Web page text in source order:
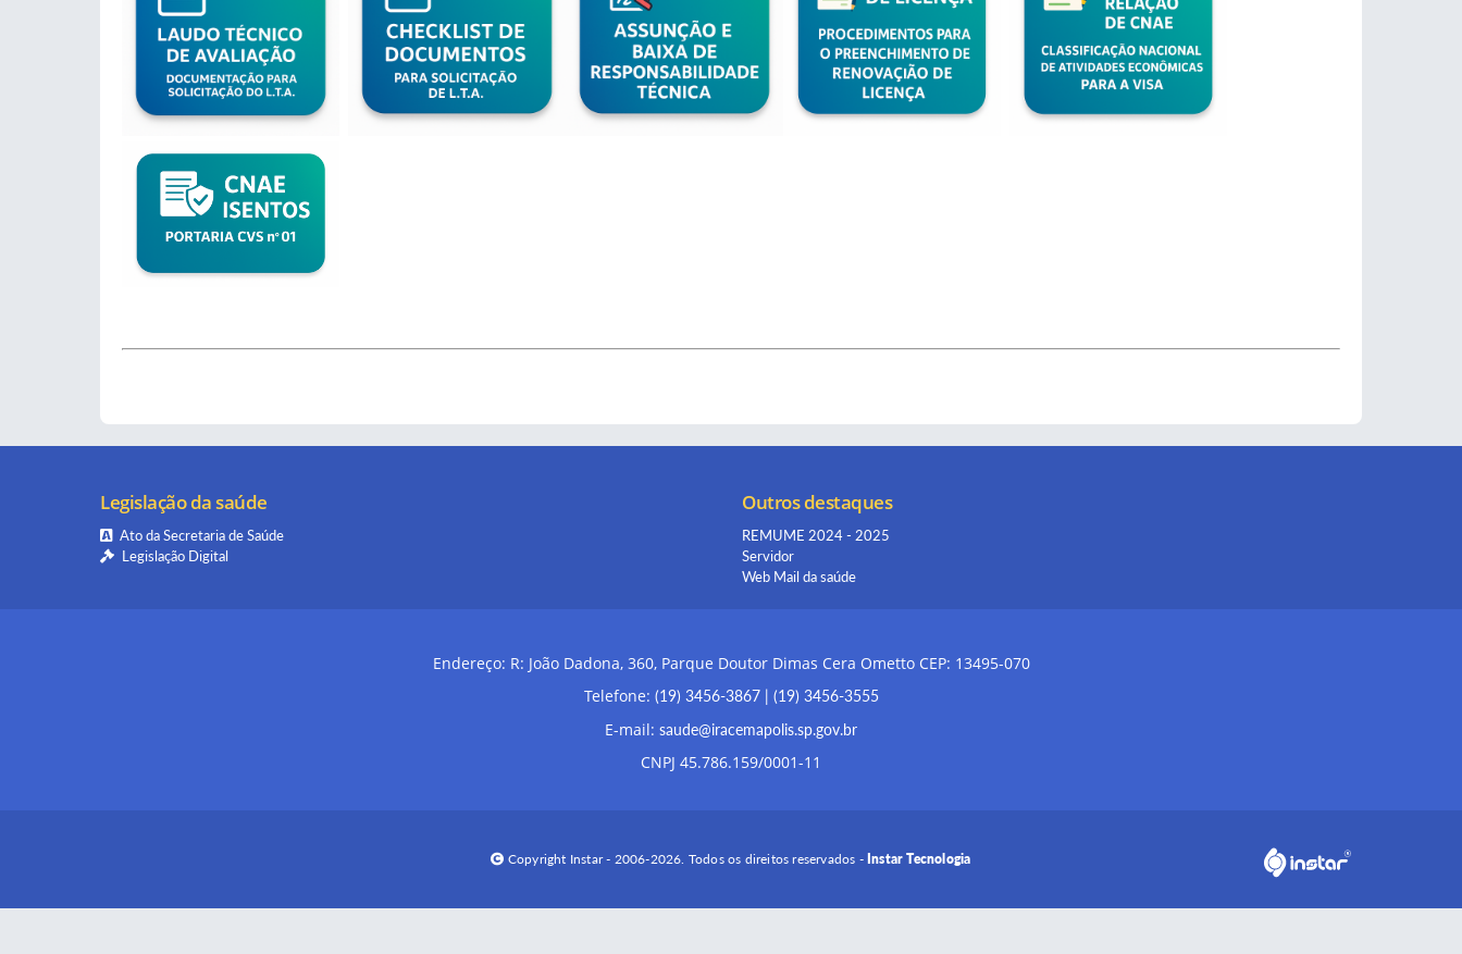
Legislação da saúde
Ato da Secretaria de Saúde
Legislação Digital
Outros destaques
REMUME 2024 - 2025
Servidor
Web Mail da saúde
Endereço: R: João Dadona, 360, Parque Doutor Dimas Cera Ometto CEP: 13495-070
Telefone: (19) 3456-3867 | (19) 3456-3555
E-mail: saude@iracemapolis.sp.gov.br
CNPJ 45.786.159/0001-11
Copyright Instar - 2006-2026. Todos os direitos reservados - Instar Tecnologia